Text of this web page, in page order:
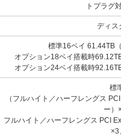
トプラグ
ディス
標準16ベイ 61.44TB
オプション18ベイ搭載時
オプション24ベイ搭載時
標
（フルハイト／ハーフレングス
ー）
フルハイト／ハーフレングス PCI
×3